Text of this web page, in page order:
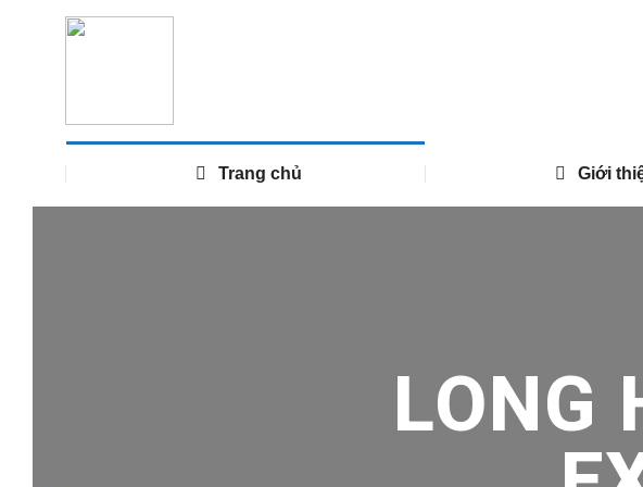
Trang chủ Giới
LONG